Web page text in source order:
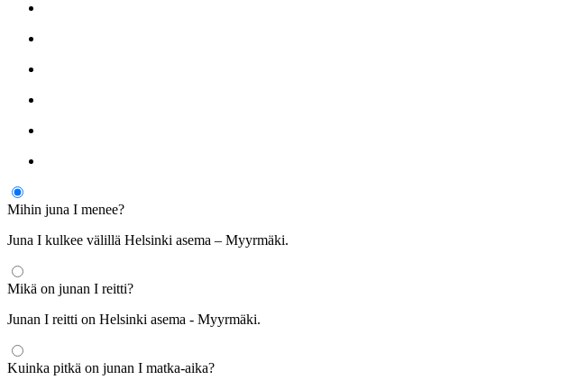
Mihin juna I menee?
Juna I kulkee välillä Helsinki asema – Myyrmäki.
Mikä on junan I reitti?
Junan I reitti on Helsinki asema - Myyrmäki.
Kuinka pitkä on junan I matka-aika?